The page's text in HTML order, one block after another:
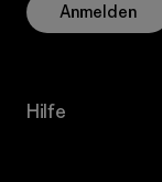
Anmelden
Hilfe